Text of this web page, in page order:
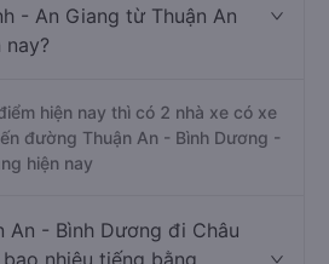
- An Giang từ Thuận An
hiện nay thì có 2 nhà xe có xe
đường Thuận An - Bình Dương -
hiện nay
An - Bình Dương đi Châu
nhiêu tiếng bằng